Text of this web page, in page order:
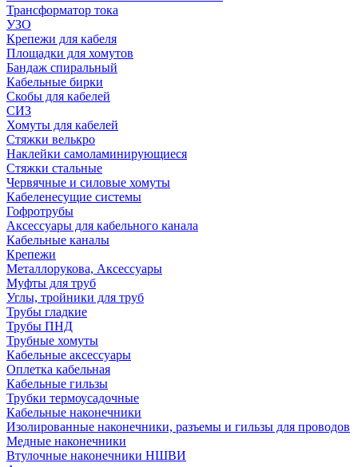
Трансформатор тока
УЗО
Крепежи для кабеля
Площадки для хомутов
Бандаж спиральный
Кабельные бирки
Cкобы для кабелей
СИЗ
Хомуты для кабелей
Стяжки велькро
Наклейки самоламинирующиеся
Стяжки стальные
Червячные и силовые хомуты
Кабеленесущие системы
Гофротрубы
Аксессуары для кабельного канала
Кабельные каналы
Крепежи
Металлорукова, Аксессуары
Муфты для труб
Углы, тройники для труб
Трубы гладкие
Трубы ПНД
Трубные хомуты
Кабельные аксессуары
Оплетка кабельная
Кабельные гильзы
Трубки термоусадочные
Кабельные наконечники
Изолированные наконечники, разъемы и гильзы для проводов
Медные наконечники
Втулочные наконечники НШВИ